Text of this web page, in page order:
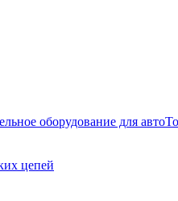
оборудование для авто
цепей